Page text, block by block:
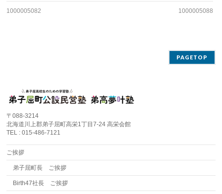
1000005082 1000005088
PAGETOP
〒088-3214
北海道川上郡弟子屈町高栄1丁目7-24 高栄会館
TEL : 015-486-7121
ご挨拶
弟子屈町長 ご挨拶
Birth47社長 ご挨拶